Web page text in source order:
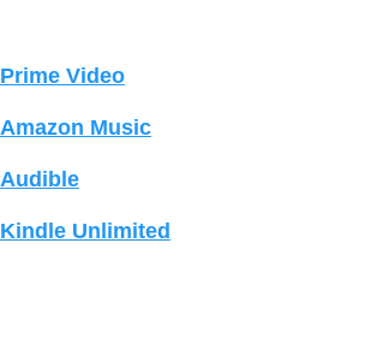
Prime Video
Amazon Music
Audible
Kindle Unlimited